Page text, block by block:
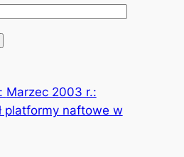
Marzec 2003 r.:
platformy naftowe w